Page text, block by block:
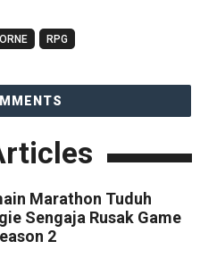
RPG
Marathon Tuduh
Sengaja Rusak Game
2